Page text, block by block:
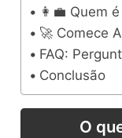
👩‍💼 Quem
🚀 Comece
FAQ:
Conclusão
O